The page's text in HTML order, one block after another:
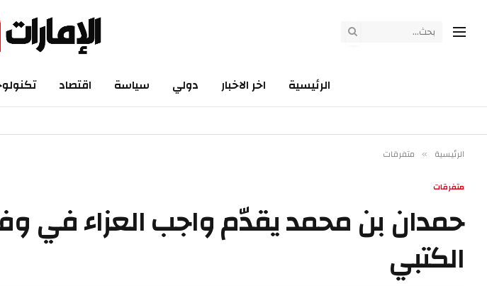
الرئيسية اخر الاخبار دولي سياسة اقتصاد
الرئيسية » متفرقات
متفرقات
حمدان بن محمد يقدّم واجب العزاء في
الكتبي